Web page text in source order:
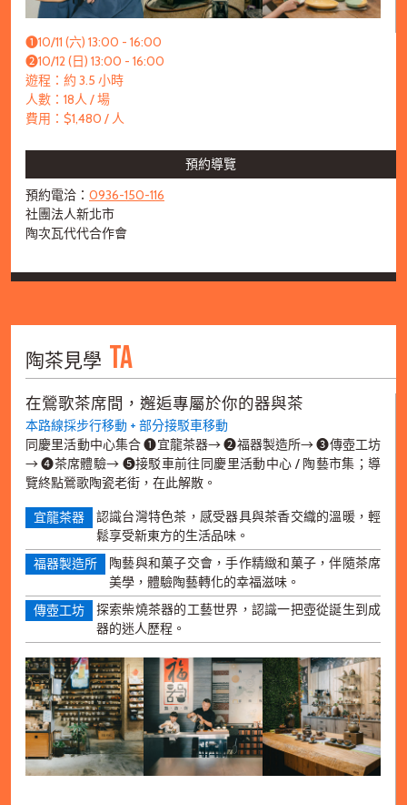
➊10/11 (六) 13:00 - 16:00
➋10/12 (日) 13:00 - 16:00
遊程：約 3.5 小時
人數：18人 / 場
費用：$1,480 / 人
預約導覽
預約電洽： 0936-150-116
社團法人新北市
陶次瓦代代合作會
陶茶見學 TA
在鶯歌茶席間，邂逅專屬於你的器與茶
本路線採步行移動 + 部分接駁車移動
同慶里活動中心集合 ➊宜龍茶器→ ➋福器製造所→ ➌傳壺工坊
→ ➍茶席體驗→ ➎接駁車前往同慶里活動中心 / 陶藝市集；導
覽終點鶯歌陶瓷老街，在此解散。
宜龍茶器
認識台灣特色茶，感受器具與茶香交織的溫暖，輕
鬆享受新東方的生活品味。
福器製造所
陶藝與和菓子交會，手作精緻和菓子，伴隨茶席
美學，體驗陶藝轉化的幸福滋味。
傳壺工坊
探索柴燒茶器的工藝世界，認識一把壺從誕生到成
器的迷人歷程。